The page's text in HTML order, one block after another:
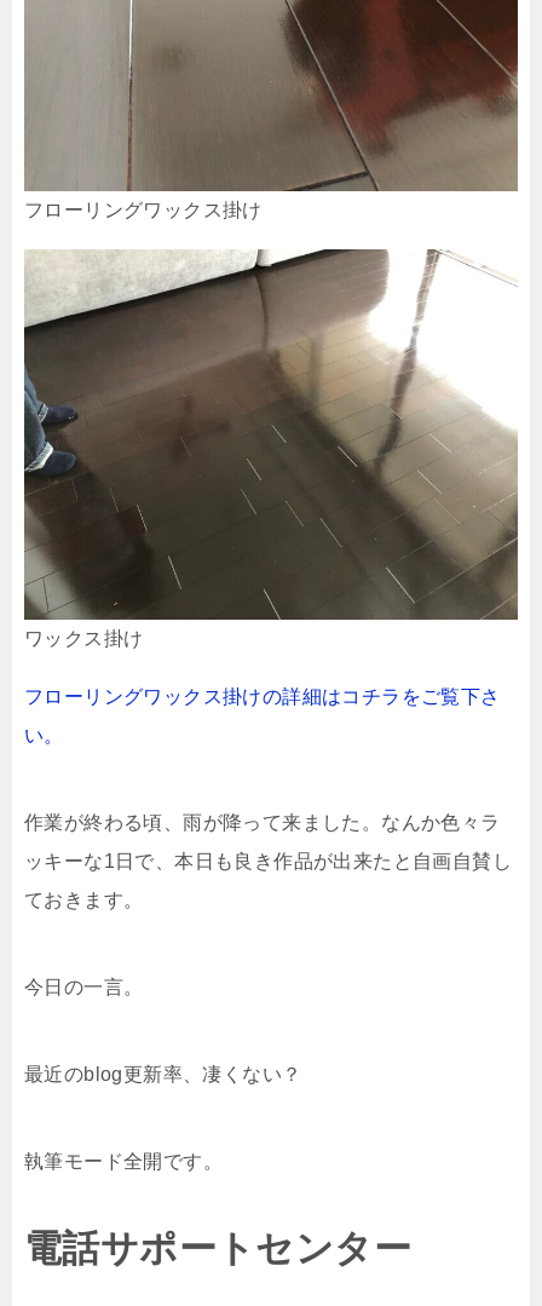
フローリングワックス掛け
ワックス掛け
フローリングワックス掛けの詳細はコチラをご覧下さ
い。
作業が終わる頃、雨が降って来ました。なんか色々ラ
ッキーな1日で、本日も良き作品が出来たと自画自賛し
ておきます。
今日の一言。
最近のblog更新率、凄くない？
執筆モード全開です。
電話サポートセンター